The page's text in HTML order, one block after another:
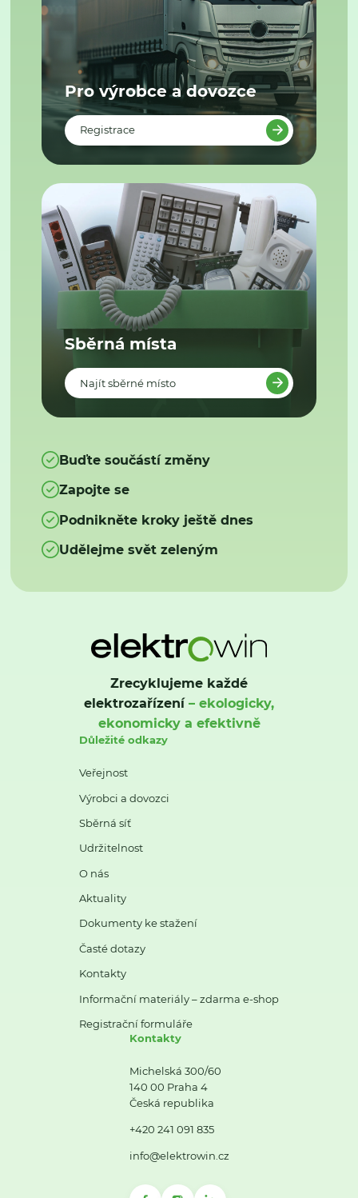
Pro výrobce a dovozce
Registrace
Sběrná místa
Najít sběrné místo
Buďte součástí změny
Zapojte se
Podnikněte kroky ještě dnes
Udělejme svět zeleným
Zrecyklujeme každé
elektrozařízení– ekologicky,
ekonomicky a efektivně
Důležité odkazy
Veřejnost
Výrobci a dovozci
Sběrná síť
Udržitelnost
O nás
Aktuality
Dokumenty ke stažení
Časté dotazy
Kontakty
Informační materiály – zdarma e-shop
Registrační formuláře
Kontakty
Michelská 300/60
140 00 Praha 4
Česká republika
+420 241 091 835
info@elektrowin.cz